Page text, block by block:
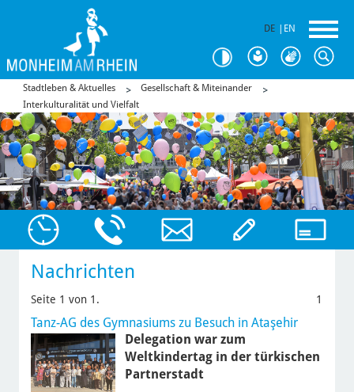
DE EN
Stadtleben & Aktuelles
Gesellschaft & Miteinander
Interkulturalität und Vielfalt
Nachrichten
Seite 1 von 1. 1
Tanz-AG des Gymnasiums zu Besuch in Ataşehir
Delegation war zum
Weltkindertag in der türkischen
Partnerstadt